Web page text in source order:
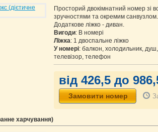
Просторий двокімнатний номер зі
зручностями та окремим санвузлом.
Додаткове ліжко - диван.
Вигоди: В номері
Ліжка: 1 двоспальне ліжко
У номері: балкон, холодильник, душ,
телевізор, телефон
від 426,5 до
харчування)